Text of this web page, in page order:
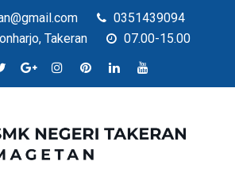
0351439094
Takeran
07.00-15.00